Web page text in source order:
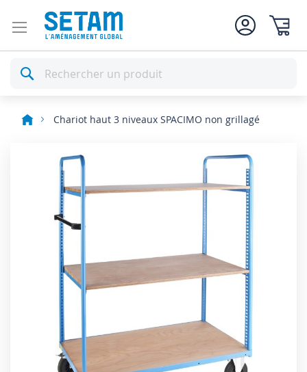
Rechercher
Chariot haut 3 niveaux SPACIMO non grillagé